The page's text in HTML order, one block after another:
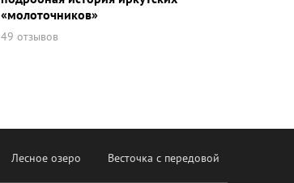
«молоточников»
49 отзывов
Лесное озеро Весточка с передовой